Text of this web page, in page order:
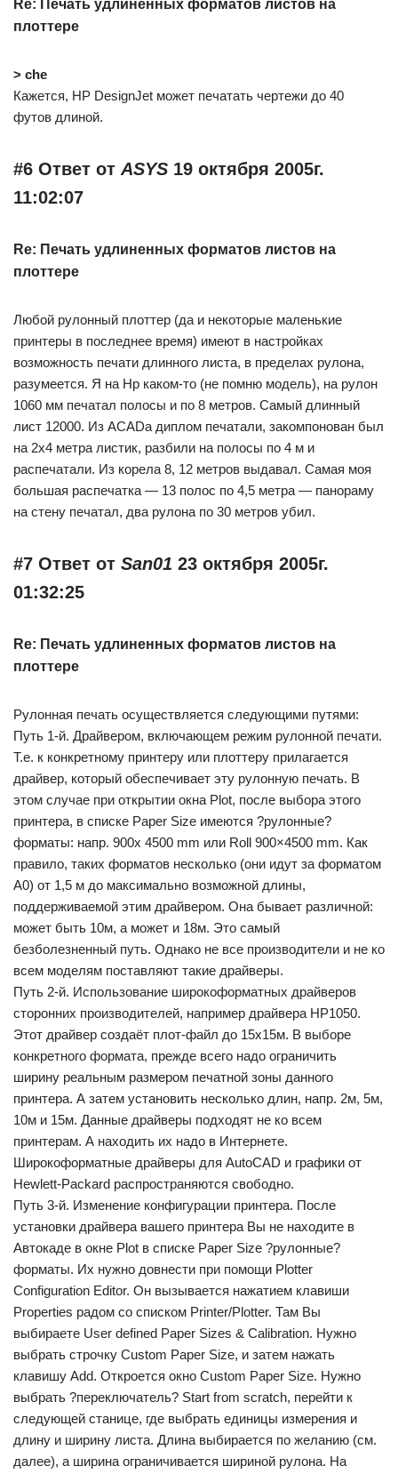
Re: Печать удлиненных форматов листов на
плоттере
> che
Кажется, HP DesignJet может печатать чертежи до 40
футов длиной.
#6 Ответ от ASYS 19 октября 2005г.
11:02:07
Re: Печать удлиненных форматов листов на
плоттере
Любой рулонный плоттер (да и некоторые маленькие
принтеры в последнее время) имеют в настройках
возможность печати длинного листа, в пределах рулона,
разумеется. Я на Hp каком-то (не помню модель), на рулон
1060 мм печатал полосы и по 8 метров. Самый длинный
лист 12000. Из ACADа диплом печатали, закомпонован был
на 2х4 метра листик, разбили на полосы по 4 м и
распечатали. Из корела 8, 12 метров выдавал. Самая моя
большая распечатка — 13 полос по 4,5 метра — панораму
на стену печатал, два рулона по 30 метров убил.
#7 Ответ от San01 23 октября 2005г.
01:32:25
Re: Печать удлиненных форматов листов на
плоттере
Рулонная печать осуществляется следующими путями:
Путь 1-й. Драйвером, включающем режим рулонной печати.
Т.е. к конкретному принтеру или плоттеру прилагается
драйвер, который обеспечивает эту рулонную печать. В
этом случае при открытии окна Plot, после выбора этого
принтера, в списке Paper Size имеются ?рулонные?
форматы: напр. 900x 4500 mm или Roll 900×4500 mm. Как
правило, таких форматов несколько (они идут за форматом
А0) от 1,5 м до максимально возможной длины,
поддерживаемой этим драйвером. Она бывает различной:
может быть 10м, а может и 18м. Это самый
безболезненный путь. Однако не все производители и не ко
всем моделям поставляют такие драйверы.
Путь 2-й. Использование широкоформатных драйверов
сторонних производителей, например драйвера НР1050.
Этот драйвер создаёт плот-файл до 15х15м. В выборе
конкретного формата, прежде всего надо ограничить
ширину реальным размером печатной зоны данного
принтера. А затем установить несколько длин, напр. 2м, 5м,
10м и 15м. Данные драйверы подходят не ко всем
принтерам. А находить их надо в Интернете.
Широкоформатные драйверы для AutoCAD и графики от
Hewlett-Packard распространяются свободно.
Путь 3-й. Изменение конфигурации принтера. После
установки драйвера вашего принтера Вы не находите в
Автокаде в окне Plot в списке Paper Size ?рулонные?
форматы. Их нужно довнести при помощи Plotter
Configuration Editor. Он вызывается нажатием клавиши
Properties радом со списком Printer/Plotter. Там Вы
выбираете User defined Paper Sizes & Calibration. Нужно
выбрать строчку Custom Paper Size, и затем нажать
клавишу Add. Откроется окно Custom Paper Size. Нужно
выбрать ?переключатель? Start from scratch, перейти к
следующей станице, где выбрать единицы измерения и
длину и ширину листа. Длина выбирается по желанию (см.
далее), а ширина ограничивается шириной рулона. На